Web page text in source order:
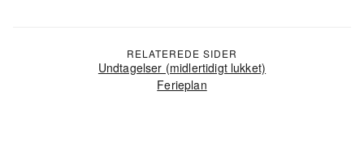
RELATEREDE SIDER
Undtagelser (midlertidigt lukket)
Ferieplan